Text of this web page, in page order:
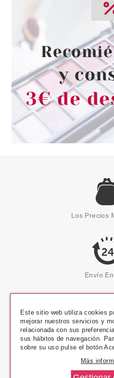
Los Precios
Envío
Pago
Este sitio web utiliza cookies
mejorar nuestros servicios y
relacionada con sus
sus hábitos de navegación.
sobre su uso pulse el botón
Más